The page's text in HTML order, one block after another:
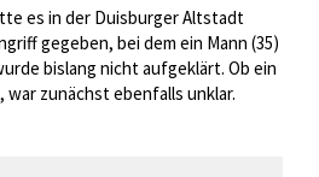
es in der Duisburger Altstadt
gegeben, bei dem ein Mann (35)
bislang nicht aufgeklärt. Ob ein
zunächst ebenfalls unklar.